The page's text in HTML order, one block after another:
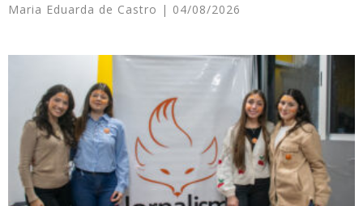
Maria Eduarda de Castro 04/08/2026